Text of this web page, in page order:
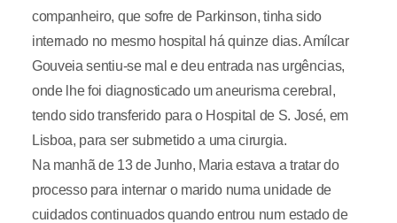
companheiro, que sofre de Parkinson, tinha sido
internado no mesmo hospital há quinze dias. Amílcar
Gouveia sentiu-se mal e deu entrada nas urgências,
onde lhe foi diagnosticado um aneurisma cerebral,
tendo sido transferido para o Hospital de S. José, em
Lisboa, para ser submetido a uma cirurgia.
Na manhã de 13 de Junho, Maria estava a tratar do
processo para internar o marido numa unidade de
cuidados continuados quando entrou num estado de